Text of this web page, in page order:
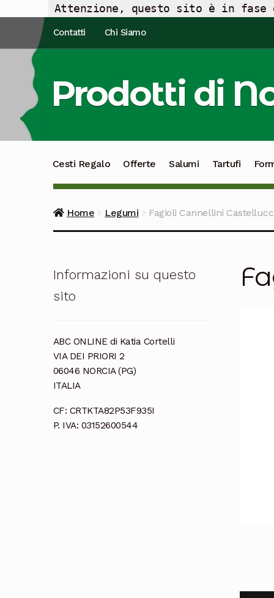
Attenzione, questo sito è in
Contatti Chi Siamo
Prodotti di
Cesti Regalo Offerte Salumi Tartufi
Home Legumi Fagioli Cannellini
Informazioni su questo
sito
ABC ONLINE di Katia Cortelli
VIA DEI PRIORI 2
06046 NORCIA (PG)
ITALIA
CF: CRTKTA82P53F935I
P. IVA: 03152600544